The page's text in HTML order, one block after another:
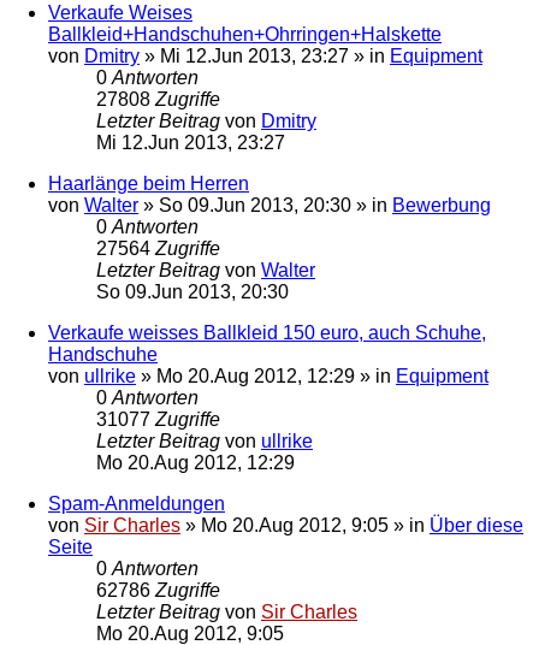
Verkaufe Weises
Ballkleid+Handschuhen+Ohrringen+Halskette
von Dmitry » Mi 12.Jun 2013, 23:27 » in Equipment
0 Antworten
27808 Zugriffe
Letzter Beitrag von Dmitry
Mi 12.Jun 2013, 23:27
Haarlänge beim Herren
von Walter » So 09.Jun 2013, 20:30 » in Bewerbung
0 Antworten
27564 Zugriffe
Letzter Beitrag von Walter
So 09.Jun 2013, 20:30
Verkaufe weisses Ballkleid 150 euro, auch Schuhe,
Handschuhe
von ullrike » Mo 20.Aug 2012, 12:29 » in Equipment
0 Antworten
31077 Zugriffe
Letzter Beitrag von ullrike
Mo 20.Aug 2012, 12:29
Spam-Anmeldungen
von Sir Charles » Mo 20.Aug 2012, 9:05 » in Über diese
Seite
0 Antworten
62786 Zugriffe
Letzter Beitrag von Sir Charles
Mo 20.Aug 2012, 9:05